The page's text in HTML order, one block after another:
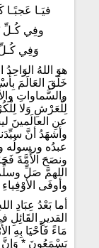
فيَـا
وفِي كُـلِّ
وَفِي كُـلِّ
هوَ اللهُ الوَاحِدُ
خَلَقَ العَالَمَ
والسَّماواتِ
لِلْعَرْشِ وَلا
عنِ العالَمينَ
وأشهَدُ أنَّ
عبدُه ورسولُه
ونصَحَ الأُمَّةَ
اللهمَّ صَلِّ
وأوفَى
أما بَعْدُ عِبَادِ
القديرِ
مَاءً فَأَحْيَا بِهِ
يَسْمَعُونَ * وَإِنَّ